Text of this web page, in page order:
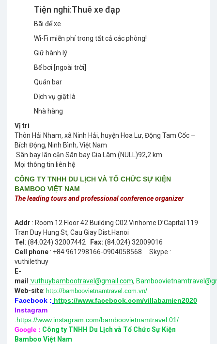
Tiện nghi:Thuê xe đạp
Bãi để xe
Wi-Fi miễn phí trong tất cả các phòng!
Giữ hành lý
Bể bơi [ngoài trời]
Quán bar
Dịch vụ giặt là
Nhà hàng
Vị trí
Thôn Hải Nham, xã Ninh Hải, huyện Hoa Lư, Động Tam Cốc –
Bích Động, Ninh Bình, Việt Nam
Sân bay lân cận Sân bay Gia Lâm (NULL)92,2 km
Mọi thông tin liên hệ
CÔNG TY TNHH DU LỊCH VÀ TỔ CHỨC SỰ KIỆN
BAMBOO VIỆT NAM
The leading tours and professional conference organizer
Addr : Room 12 Floor 42 Building C02 Vinhome D’Capital 119
Tran Duy Hung St, Cau Giay Dist.Hanoi
Tel : (84.024) 32007442 Fax: (84.024) 32009016
Cell phone : +84 961298166-0904058568 Skype :
vuthilethuy
E-
mai :vuthuybambootravel@gmail.com,
Web-site: http://bamboovietnamtravel.com.vn/
Facebook : https://www.facebook.com/villabamien2020
Instagram
:https://www.instagram.com/bamboovietnamtravel.01/
Google : Công ty TNHH Du Lịch và Tổ Chức Sự Kiện
Bamboo Việt Nam